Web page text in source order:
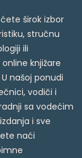
širok izbor
stručnu
ili
knjižare
našoj ponudi
vodiči i
sa vodećim
i sve
naći